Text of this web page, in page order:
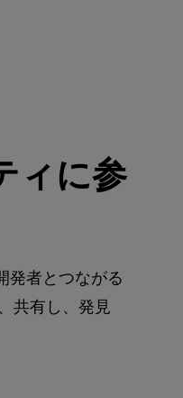
ィに参
発者とつながる
共有し、発見